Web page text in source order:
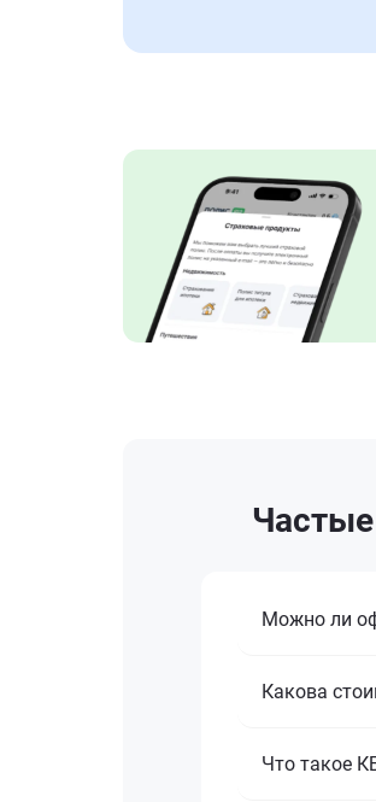
Можно ли
Какова
Что такое